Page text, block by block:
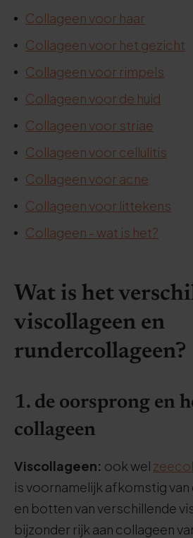
Collageen voor haar
Collageen voor het gezicht
Collageen voor rimpels
Collageen voor de huid
Collageen voor striae
Collageen voor cellulitis
Collageen voor acne
Collageen voor littekens
Collageen - wat is het?
Wat is het
viscollageen en
rundercollageen?
1. de oorsprong en
collageen
Viscollageen: ook wel
is voornamelijk afkomstig van
en botten van verschillende
bijzonder rijk aan collageen